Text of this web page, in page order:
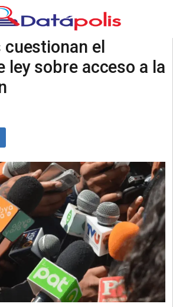
el
ley sobre acceso a la